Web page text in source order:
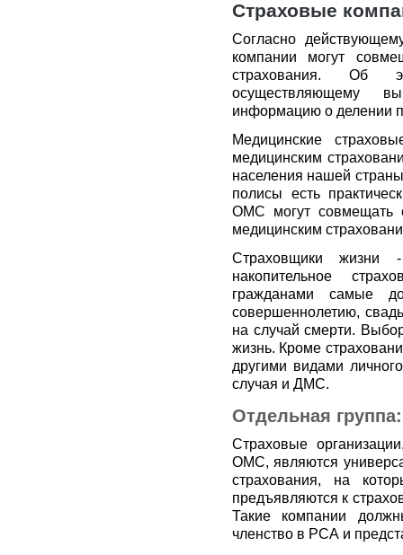
Страховые
Согласно
компании могут
страхования. Об
осуществляющему
информацию о делении
Медицинские
медицинским
населения нашей
полисы есть
ОМС могут совмещать
медицинским
Страховщики жизни
накопительное
гражданами самые
совершеннолетию,
на случай смерти.
жизнь. Кроме
другими видами
случая и ДМС.
Отдельная
Страховые
ОМС, являются
страхования, на
предъявляются к
Такие компании
членство в РСА и